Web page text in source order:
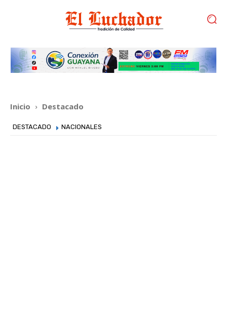
Inicio Destacado
DESTACADO NACIONALES